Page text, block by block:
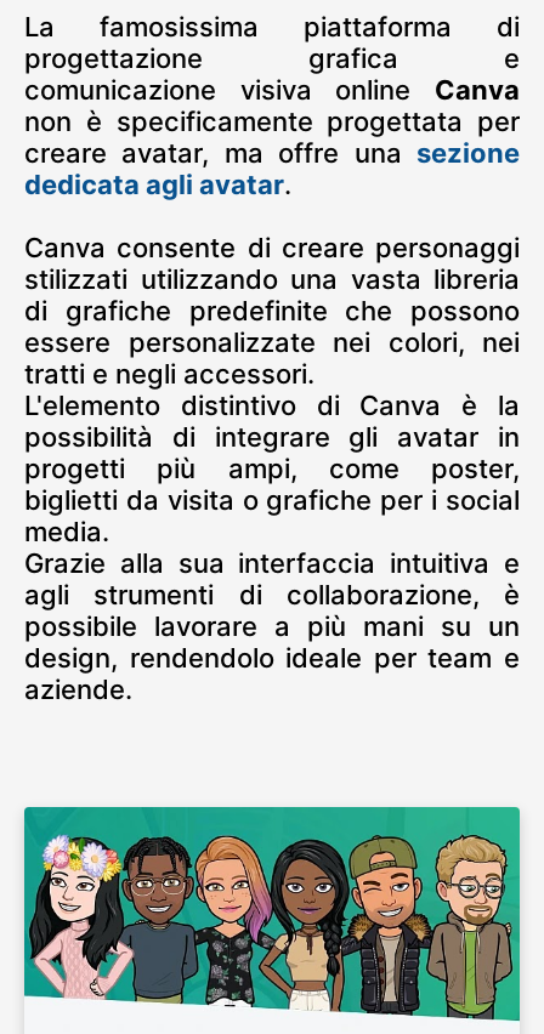
La famosissima piattaforma di
progettazione grafica e
comunicazione visiva online Canva
non è specificamente progettata per
creare avatar, ma offre una sezione
dedicata agli avatar.
Canva consente di creare personaggi
stilizzati utilizzando una vasta libreria
di grafiche predefinite che possono
essere personalizzate nei colori, nei
tratti e negli accessori.
L'elemento distintivo di Canva è la
possibilità di integrare gli avatar in
progetti più ampi, come poster,
biglietti da visita o grafiche per i social
media.
Grazie alla sua interfaccia intuitiva e
agli strumenti di collaborazione, è
possibile lavorare a più mani su un
design, rendendolo ideale per team e
aziende.